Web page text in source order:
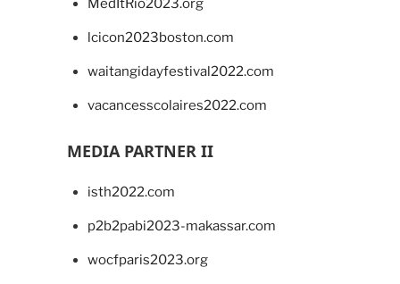
MedItRio2023.org
lcicon2023boston.com
waitangidayfestival2022.com
vacancesscolaires2022.com
MEDIA PARTNER II
isth2022.com
p2b2pabi2023-makassar.com
wocfparis2023.org